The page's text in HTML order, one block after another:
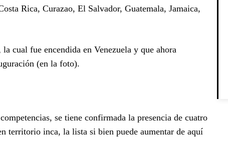
Rica, Curazao, El Salvador, Guatemala, Jamaica,
cual fue encendida en Venezuela y que ahora
(en la foto).
se tiene confirmada la presencia de cuatro
territorio inca, la lista si bien puede aumentar de aquí